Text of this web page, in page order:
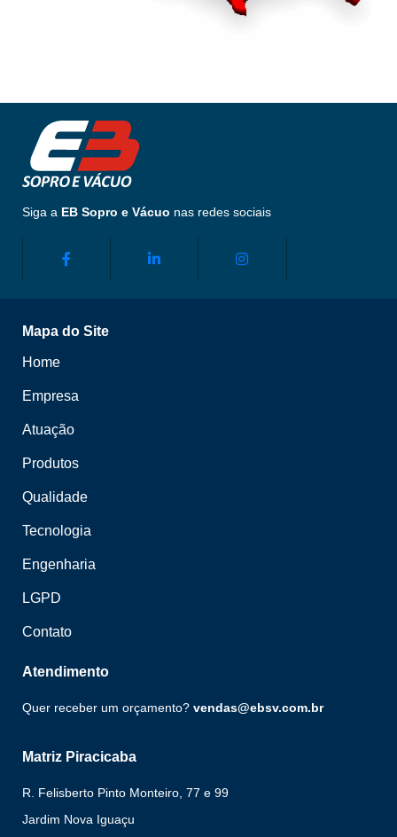
Siga a EB Sopro e Vácuo nas redes sociais
Mapa do Site
Home
Empresa
Atuação
Produtos
Qualidade
Tecnologia
Engenharia
LGPD
Contato
Atendimento
Quer receber um orçamento? vendas@ebsv.com.br
Matriz Piracicaba
R. Felisberto Pinto Monteiro, 77 e 99
Jardim Nova Iguaçu